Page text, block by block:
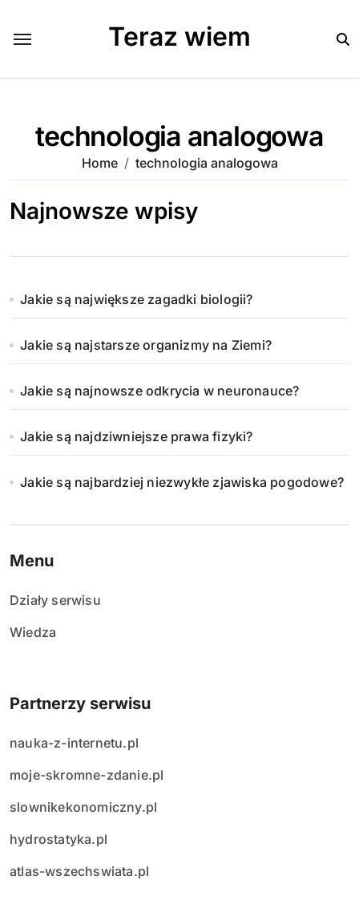
content
Teraz wiem
technologia analogowa
Home technologia analogowa
Najnowsze wpisy
Jakie są największe zagadki biologii?
Jakie są najstarsze organizmy na Ziemi?
Jakie są najnowsze odkrycia w neuronauce?
Jakie są najdziwniejsze prawa fizyki?
Jakie są najbardziej niezwykłe zjawiska pogodowe?
Menu
Działy serwisu
Wiedza
Partnerzy serwisu
nauka-z-internetu.pl
moje-skromne-zdanie.pl
slownikekonomiczny.pl
hydrostatyka.pl
atlas-wszechswiata.pl